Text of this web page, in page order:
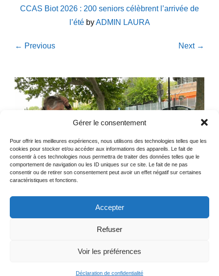
Gérer le consentement
Pour offrir les meilleures expériences, nous utilisons des technologies telles que les
cookies pour stocker et/ou accéder aux informations des appareils. Le fait de
consentir à ces technologies nous permettra de traiter des données telles que le
comportement de navigation ou les ID uniques sur ce site. Le fait de ne pas
consentir ou de retirer son consentement peut avoir un effet négatif sur certaines
caractéristiques et fonctions.
Accepter
Refuser
Voir les préférences
Déclaration de confidentialité
CCAS Biot 2026 : 200 seniors célèbrent l’arrivée de
l’étébyADMIN LAURA
← Previous Next →